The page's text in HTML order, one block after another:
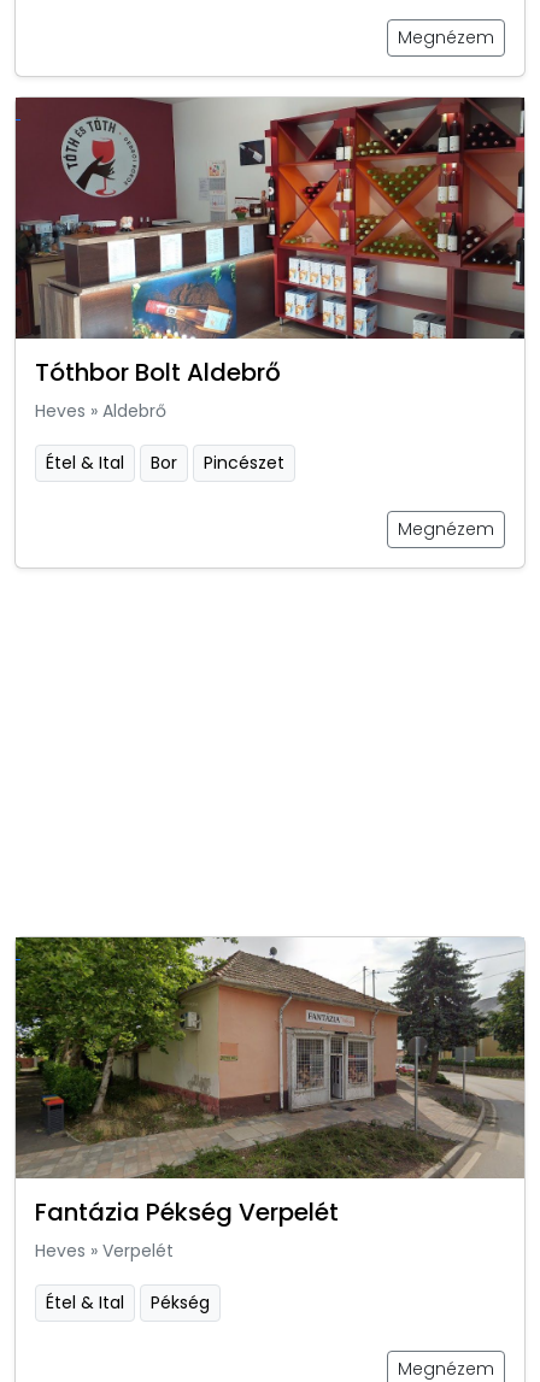
Megnézem
Tóthbor Bolt Aldebrő
Heves » Aldebrő
Étel & Ital Bor Pincészet
Megnézem
Fantázia Pékség Verpelét
Heves » Verpelét
Étel & Ital Pékség
Megnézem